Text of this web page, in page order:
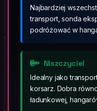
Najbardziej
transport, sonda
podróżować w
Niszczyciel
Idealny jako
korsarz. Dobra
ładunkowej,